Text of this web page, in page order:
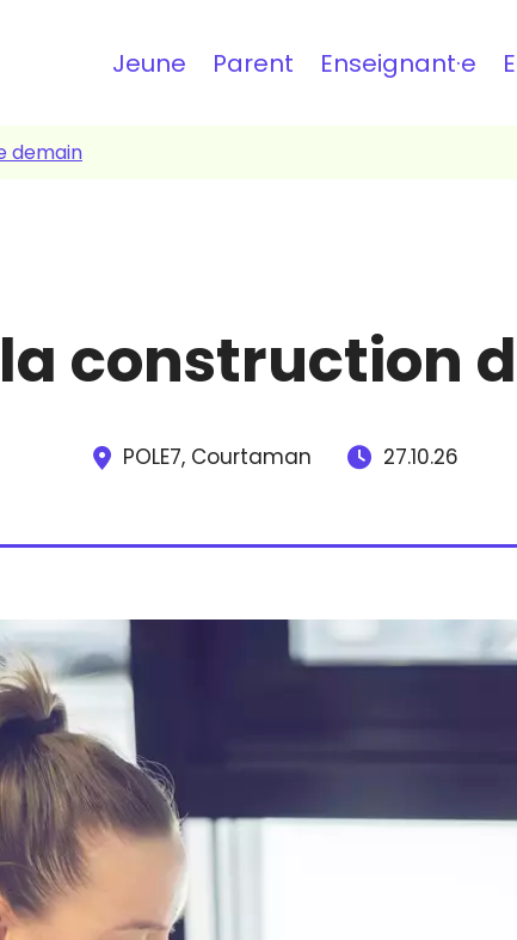
Jeune Parent Enseignant·e
demain
construction
POLE7, Courtaman 27.10.26